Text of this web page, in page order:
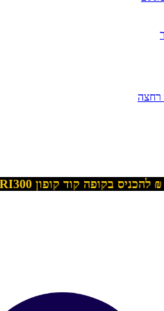
רחצה
₪ להכניס בקופה קוד קופון